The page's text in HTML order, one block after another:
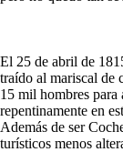
El 25 de abril de
traído al mariscal de
15 mil hombres para
repentinamente en
Además de ser
turísticos menos